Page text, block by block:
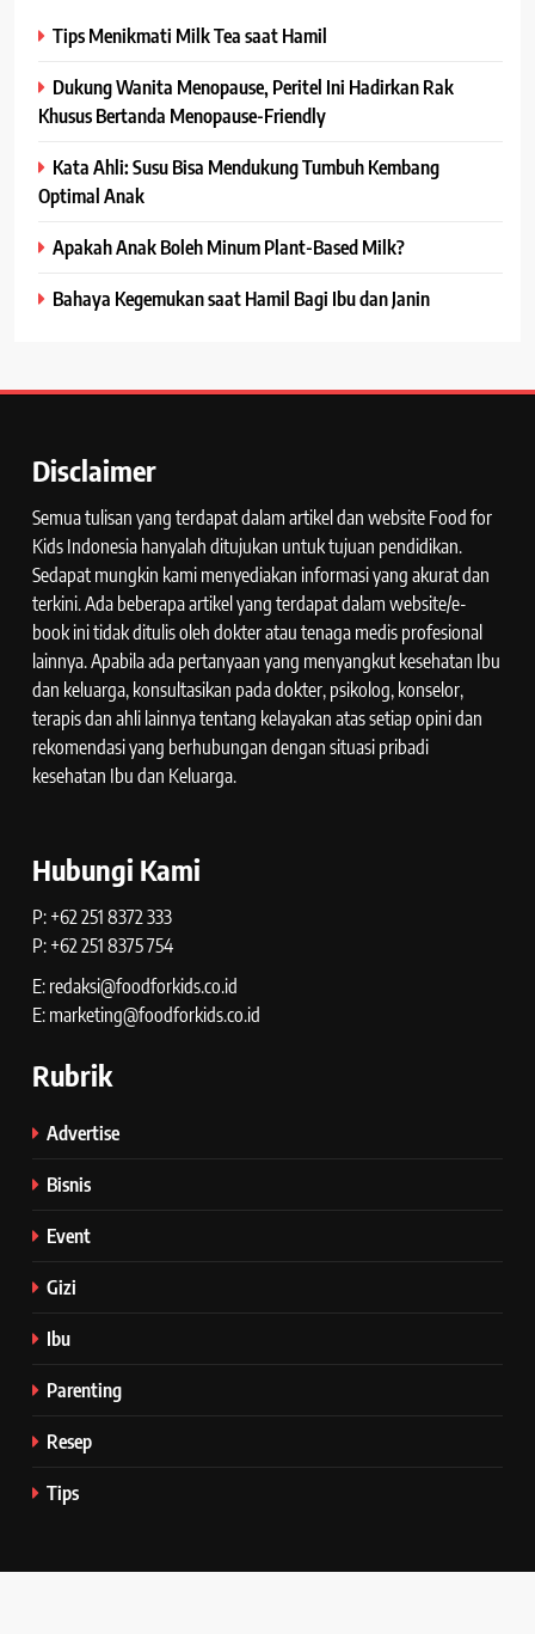
Tips Menikmati Milk Tea saat Hamil
Dukung Wanita Menopause, Peritel Ini Hadirkan Rak
Khusus Bertanda Menopause-Friendly
Kata Ahli: Susu Bisa Mendukung Tumbuh Kembang
Optimal Anak
Apakah Anak Boleh Minum Plant-Based Milk?
Bahaya Kegemukan saat Hamil Bagi Ibu dan Janin
Disclaimer
Semua tulisan yang terdapat dalam artikel dan website Food for
Kids Indonesia hanyalah ditujukan untuk tujuan pendidikan.
Sedapat mungkin kami menyediakan informasi yang akurat dan
terkini. Ada beberapa artikel yang terdapat dalam website/e-
book ini tidak ditulis oleh dokter atau tenaga medis profesional
lainnya. Apabila ada pertanyaan yang menyangkut kesehatan Ibu
dan keluarga, konsultasikan pada dokter, psikolog, konselor,
terapis dan ahli lainnya tentang kelayakan atas setiap opini dan
rekomendasi yang berhubungan dengan situasi pribadi
kesehatan Ibu dan Keluarga.
Hubungi Kami
P: +62 251 8372 333
P: +62 251 8375 754
E: redaksi@foodforkids.co.id
E: marketing@foodforkids.co.id
Rubrik
Advertise
Bisnis
Event
Gizi
Ibu
Parenting
Resep
Tips